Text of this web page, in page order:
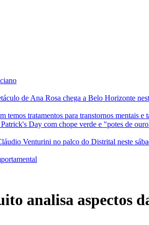
de Ana Rosa chega a Belo Horizonte
temos tratamentos para transtornos mentais e
Day com chope verde e "potes de
Venturini no palco do Distrital neste
analisa aspectos